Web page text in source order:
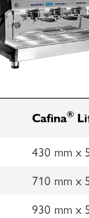
Cafina®
430 mm x
710 mm x
930 mm x